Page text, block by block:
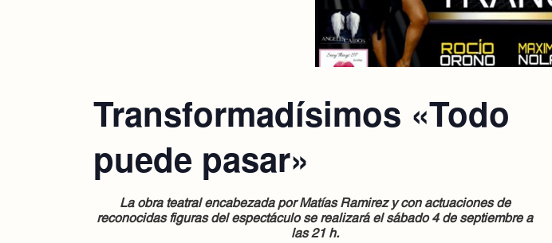
Transformadísimos «Todo
puede pasar»
La obra teatral encabezada por Matías Ramirez y con actuaciones de
reconocidas figuras del espectáculo se realizará el sábado 4 de septiembre a
las 21 h.